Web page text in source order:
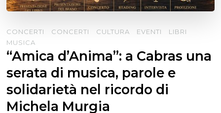
CONCERTI CONCERTI CULTURA EVENTI
LIBRI
MUSICA
“Amica d’Anima”: a Cabras una
serata di musica, parole e
solidarietà nel ricordo di
Michela Murgia